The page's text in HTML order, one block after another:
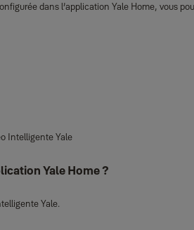
dans l’application Yale Home, vous
Intelligente Yale
Yale Home ?
Yale.